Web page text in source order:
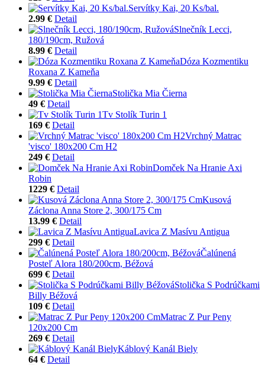
Servítky Kai, 20 Ks/bal.
2.99 € Detail
Slnečník Lecci,
180/190cm, Ružová
8.99 € Detail
Dóza Kozmentiku
Roxana Z Kameňa
9.99 € Detail
Stolička Mia Čierna
49 € Detail
Tv Stolík Turin 1
169 € Detail
Vrchný Matrac
'visco' 180x200 Cm H2
249 € Detail
Domček Na Hranie Axi
Robin
1229 € Detail
Kusová
Záclona Anna Store 2, 300/175 Cm
13.99 € Detail
Lavica Z Masívu Antigua
299 € Detail
Čalúnená
Posteľ Alora 180/200cm, Béžová
699 € Detail
Stolička S Podrúčkami
Billy Béžová
109 € Detail
Matrac Z Pur Peny
120x200 Cm
269 € Detail
Káblový Kanál Biely
64 € Detail